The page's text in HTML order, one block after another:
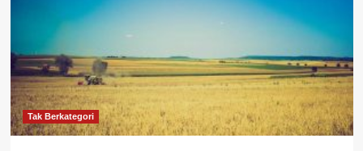
Tak Berkategori